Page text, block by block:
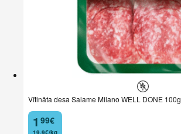
Vītināta desa Salame Milano WELL DONE 100g
1
. 99€
19,9€/kg